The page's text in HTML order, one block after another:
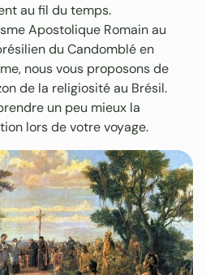
au fil du temps.
Apostolique Romain au
du Candomblé en
nous vous proposons de
de la religiosité au Brésil.
un peu mieux la
lors de votre voyage.